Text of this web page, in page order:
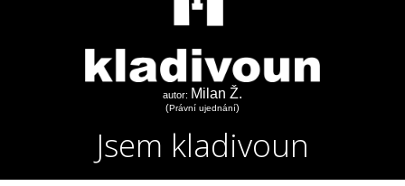
autor: Milan Ž.
(Právní ujednání)
Jsem kladivoun